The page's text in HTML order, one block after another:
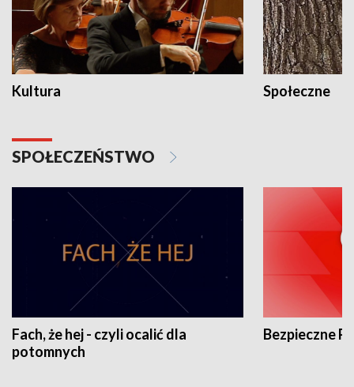
Kultura Społeczne
SPOŁECZEŃSTWO
Fach, że hej - czyli ocalić dla
potomnych
Bezpieczne